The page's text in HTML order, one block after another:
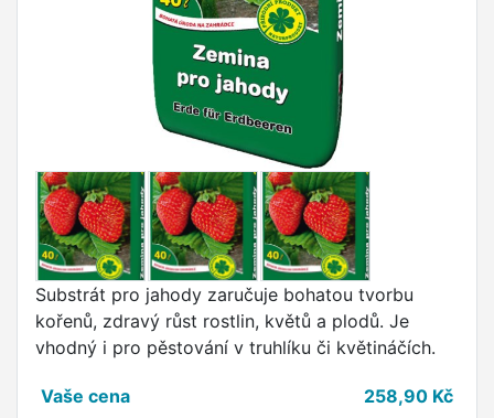
Substrát pro jahody zaručuje bohatou tvorbu
kořenů, zdravý růst rostlin, květů a plodů. Je
vhodný i pro pěstování v truhlíku či květináčích.
Vaše cena 258,90 Kč